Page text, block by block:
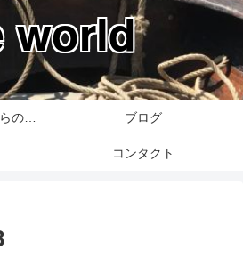
world
My Last Adventure ~40代からの世界一周旅行記~ ブログ
コンタクト